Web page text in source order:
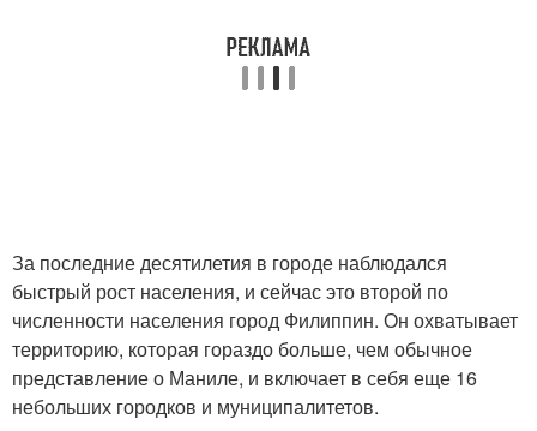
За последние десятилетия в городе наблюдался
быстрый рост населения, и сейчас это второй по
численности населения город Филиппин. Он охватывает
территорию, которая гораздо больше, чем обычное
представление о Маниле, и включает в себя еще 16
небольших городков и муниципалитетов.